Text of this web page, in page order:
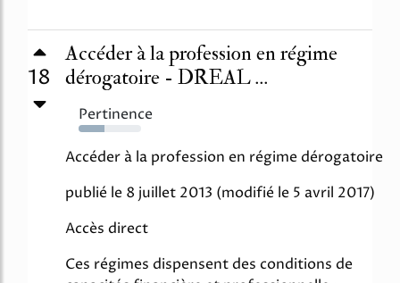
18
Accéder à la profession en régime
dérogatoire - DREAL ...
Pertinence
42%
Accéder à la profession en régime dérogatoire
publié le 8 juillet 2013 (modifié le 5 avril 2017)
Accès direct
Ces régimes dispensent des conditions de